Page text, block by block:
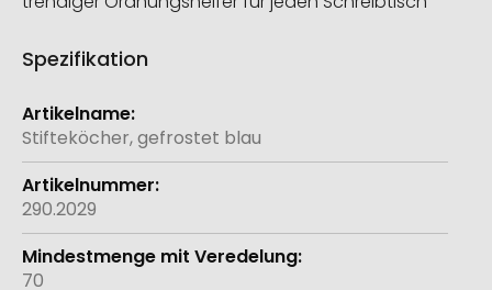
Spezifikation
Weitere
Informationen
Stifteköcher, gefrostet blau
290.2029
70